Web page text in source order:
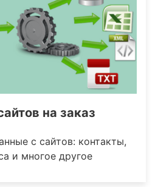
на заказ
с сайтов: контакты,
и многое другое